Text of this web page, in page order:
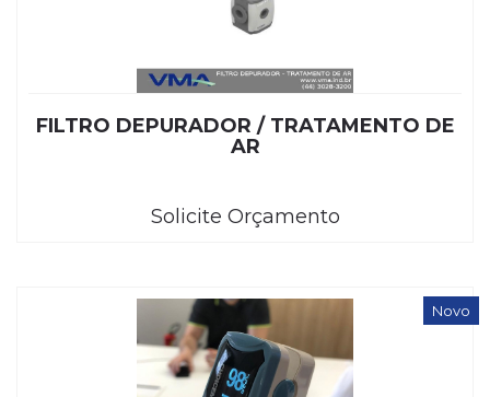
FILTRO DEPURADOR / TRATAMENTO DE
AR
Solicite Orçamento
Novo